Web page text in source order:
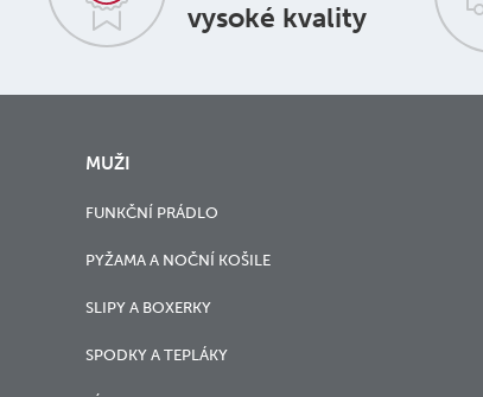
vysoké kvality
MUŽI
FUNKČNÍ PRÁDLO
PYŽAMA A NOČNÍ KOŠILE
SLIPY A BOXERKY
SPODKY A TEPLÁKY